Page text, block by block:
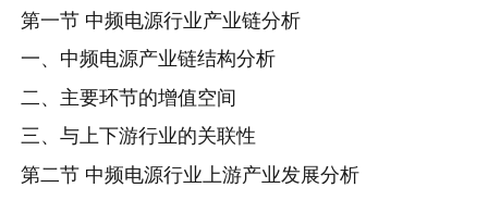
第一节 中频电源行业产业链分析
一、中频电源产业链结构分析
二、主要环节的增值空间
三、与上下游行业的关联性
第二节 中频电源行业上游产业发展分析